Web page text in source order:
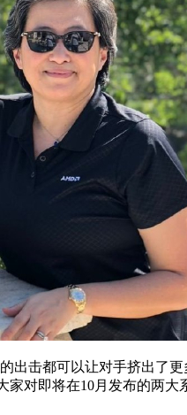
击都可以让对手挤出了更
对即将在10月发布的两大